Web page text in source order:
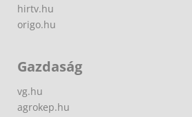
hirtv.hu
origo.hu
Gazdaság
vg.hu
agrokep.hu